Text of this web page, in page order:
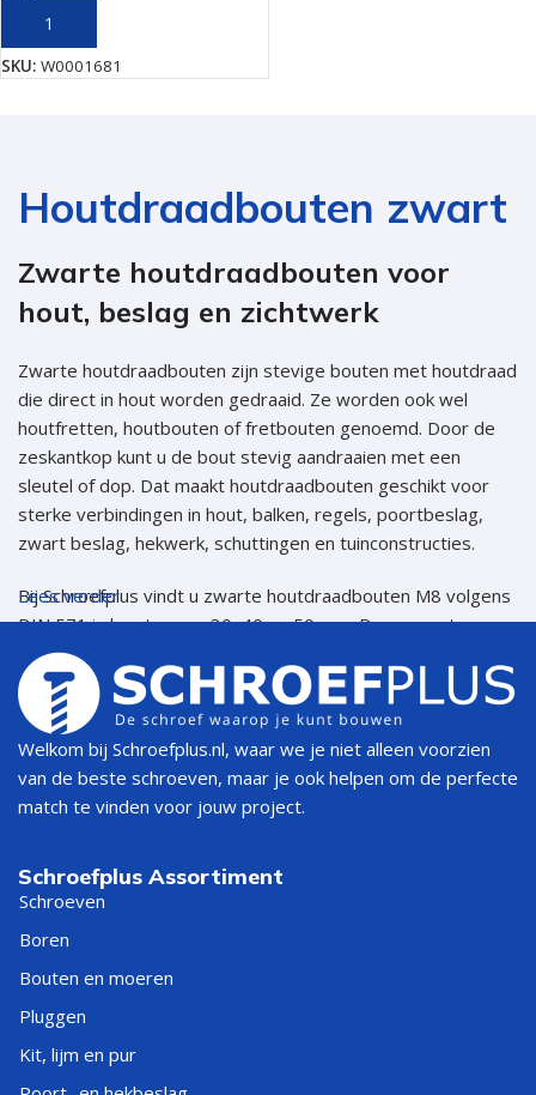
SKU: W0001681
Houtdraadbouten zwart
Zwarte houtdraadbouten voor
hout, beslag en zichtwerk
Zwarte houtdraadbouten zijn stevige bouten met houtdraad
die direct in hout worden gedraaid. Ze worden ook wel
houtfretten, houtbouten of fretbouten genoemd. Door de
zeskantkop kunt u de bout stevig aandraaien met een
sleutel of dop. Dat maakt houtdraadbouten geschikt voor
sterke verbindingen in hout, balken, regels, poortbeslag,
zwart beslag, hekwerk, schuttingen en tuinconstructies.
Bij Schroefplus vindt u zwarte houtdraadbouten M8 volgens
DIN 571 in lengtes van 30, 40 en 50 mm. Deze zwarte
uitvoering is vooral handig wanneer de kop zichtbaar blijft en
mooi moet aansluiten bij zwart beslag, zwarte hengen,
poorten, meubels of andere zichtbare montage.
Snel de juiste zwarte
houtdraadbout kiezen
TOEPASSING ADVIES
Kort beslag of dunner
hout
Algemeen zwart
beslag of middelzware
montage
Lees verder
Welkom bij Schroefplus.nl, waar we je niet alleen voorzien
van de beste schroeven, maar je ook helpen om de perfecte
match te vinden voor jouw project.
Schroefplus Assortiment
Schroeven
Boren
Bouten en moeren
Pluggen
Kit, lijm en pur